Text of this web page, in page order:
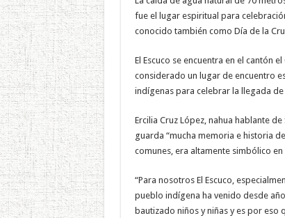
fue el lugar espiritual para
conocido también como Día de la
El Escuco se encuentra en el cantón
considerado un lugar de encuentro
indígenas para celebrar la llegada
Ercilia Cruz López, nahua hablante
guarda “mucha memoria e historia
comunes, era altamente simbólico en
“Para nosotros El Escuco,
pueblo indígena ha venido desde
bautizado niños y niñas y es por eso